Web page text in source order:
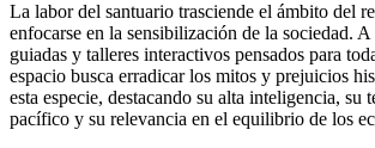
La labor del santuario trasciende el ámbito del
enfocarse en la sensibilización de la sociedad.
guiadas y talleres interactivos pensados para
espacio busca erradicar los mitos y prejuicios
esta especie, destacando su alta inteligencia, su
pacífico y su relevancia en el equilibrio de los